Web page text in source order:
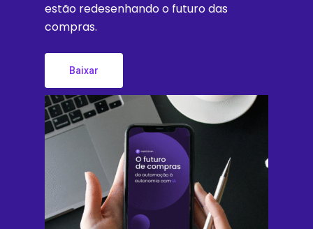
estão redesenhandoo futurodas
compras.
Baixar